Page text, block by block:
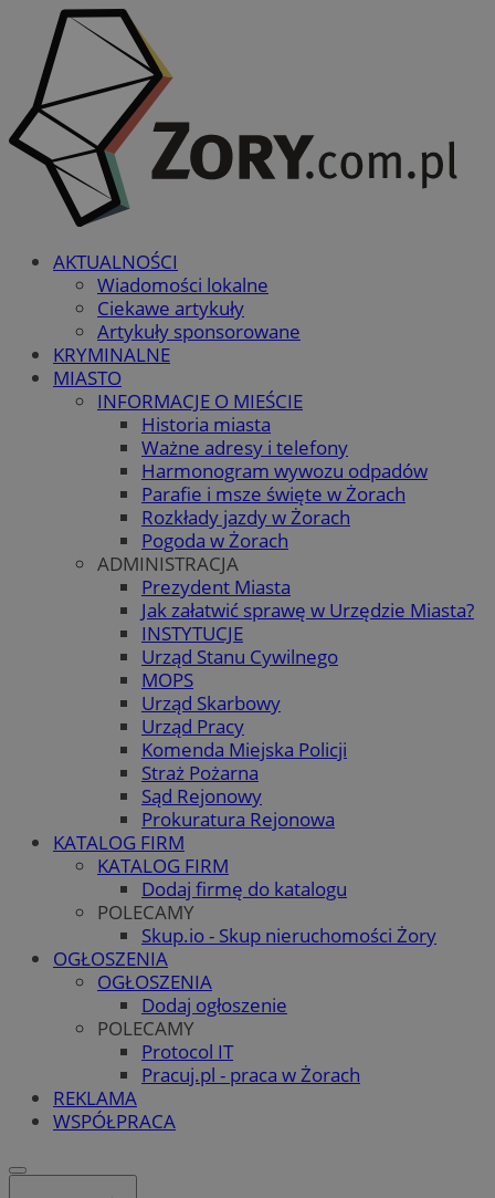
AKTUALNOŚCI
Wiadomości lokalne
Ciekawe artykuły
Artykuły sponsorowane
KRYMINALNE
MIASTO
INFORMACJE O MIEŚCIE
Historia miasta
Ważne adresy i telefony
Harmonogram wywozu odpadów
Parafie i msze święte w Żorach
Rozkłady jazdy w Żorach
Pogoda w Żorach
ADMINISTRACJA
Prezydent Miasta
Jak załatwić sprawę w Urzędzie Miasta?
INSTYTUCJE
Urząd Stanu Cywilnego
MOPS
Urząd Skarbowy
Urząd Pracy
Komenda Miejska Policji
Straż Pożarna
Sąd Rejonowy
Prokuratura Rejonowa
KATALOG FIRM
KATALOG FIRM
Dodaj firmę do katalogu
POLECAMY
Skup.io - Skup nieruchomości Żory
OGŁOSZENIA
OGŁOSZENIA
Dodaj ogłoszenie
POLECAMY
Protocol IT
Pracuj.pl - praca w Żorach
REKLAMA
WSPÓŁPRACA